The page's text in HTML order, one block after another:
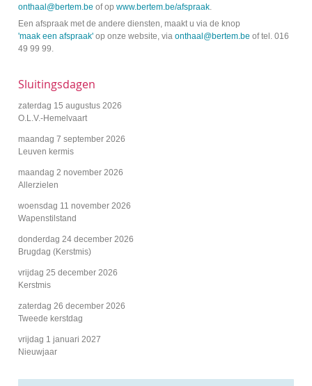
onthaal@bertem.be of opwww.bertem.be/afspraak.
Een afspraak met de andere diensten, maakt u via de knop
'maak een afspraak' op onze website, viaonthaal@bertem.be of tel. 016
49 99 99.
Sluitingsdagen
zaterdag 15 augustus 2026
O.L.V.-Hemelvaart
maandag 7 september 2026
Leuven kermis
maandag 2 november 2026
Allerzielen
woensdag 11 november 2026
Wapenstilstand
donderdag 24 december 2026
Brugdag (Kerstmis)
vrijdag 25 december 2026
Kerstmis
zaterdag 26 december 2026
Tweede kerstdag
vrijdag 1 januari 2027
Nieuwjaar